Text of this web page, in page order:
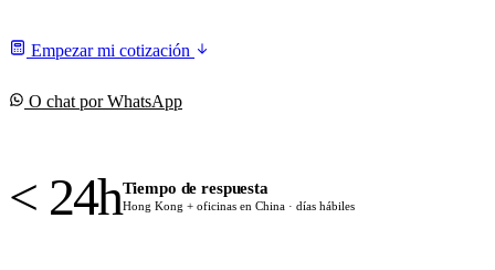
< 24hTiempo de respuesta
Hong Kong + oficinas en China · días hábiles
Empezar mi cotización
O chat por WhatsApp